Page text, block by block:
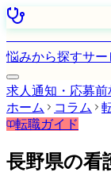
悩みから探すサー
求人通知・応募
ホーム
コラム
転職ガイド
長野県の看